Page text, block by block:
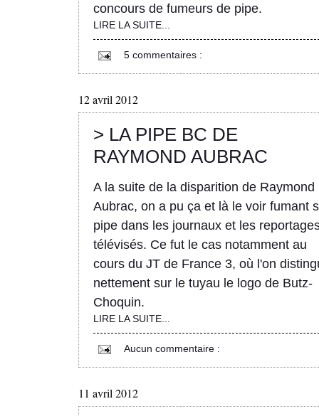
concours de fumeurs de pipe.
LIRE LA SUITE...
5 commentaires :
12 avril 2012
> LA PIPE BC DE
RAYMOND AUBRAC
A la suite de la disparition de Raymond
Aubrac, on a pu ça et là le voir fumant
pipe dans les journaux et les
télévisés. Ce fut le cas notamment au
cours du JT de France 3, où l'on
nettement sur le tuyau le logo de Butz-
Choquin.
LIRE LA SUITE...
Aucun commentaire :
11 avril 2012